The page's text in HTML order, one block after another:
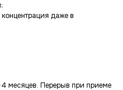
даже в
месяцев. Перерыв при приеме